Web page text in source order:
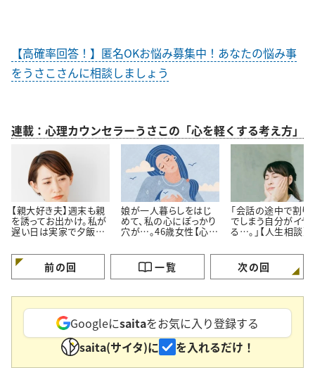
【高確率回答！】匿名OKお悩み募集中！あなたの悩み事
をうさこさんに相談しましょう
連載：心理カウンセラーうさこの「心を軽くする考え方」
【親大好き夫】週末も親
を誘ってお出かけ。私が
遅い日は実家で夕飯。
なのでは…？
娘が一人暮らしをはじ
めて、私の心にぽっかり
穴が…。46歳女性【心理
談】
「会話の途中で割り
でしまう自分がイヤ
る…。」【人生相談】
前の回 一覧 次の回
Googleにsaitaをお気に入り登録する
saita(サイタ)に
を入れるだけ！